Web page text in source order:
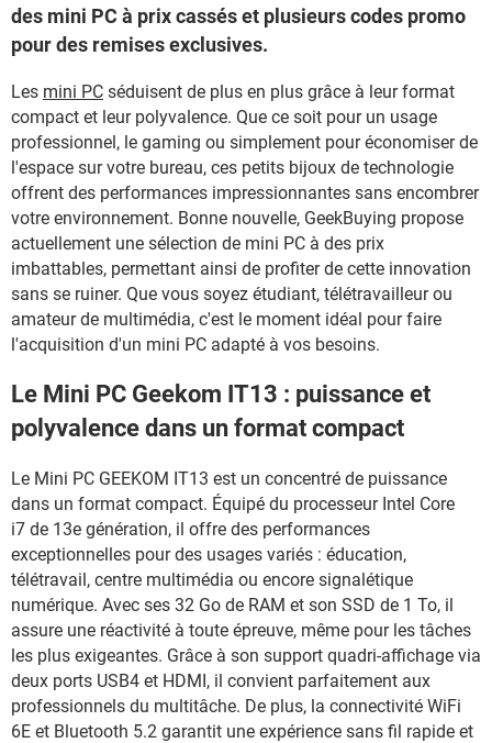
des mini PC à prix cassés et plusieurs codes promo
pour des remises exclusives.
Les mini PC séduisent de plus en plus grâce à leur format
compact et leur polyvalence. Que ce soit pour un usage
professionnel, le gaming ou simplement pour économiser de
l'espace sur votre bureau, ces petits bijoux de technologie
offrent des performances impressionnantes sans encombrer
votre environnement. Bonne nouvelle, GeekBuying propose
actuellement une sélection de mini PC à des prix
imbattables, permettant ainsi de profiter de cette innovation
sans se ruiner. Que vous soyez étudiant, télétravailleur ou
amateur de multimédia, c'est le moment idéal pour faire
l'acquisition d'un mini PC adapté à vos besoins.
Le Mini PC Geekom IT13 : puissance et
polyvalence dans un format compact
Le Mini PC GEEKOM IT13 est un concentré de puissance
dans un format compact. Équipé du processeur Intel Core
i7 de 13e génération, il offre des performances
exceptionnelles pour des usages variés : éducation,
télétravail, centre multimédia ou encore signalétique
numérique. Avec ses 32 Go de RAM et son SSD de 1 To, il
assure une réactivité à toute épreuve, même pour les tâches
les plus exigeantes. Grâce à son support quadri-affichage via
deux ports USB4 et HDMI, il convient parfaitement aux
professionnels du multitâche. De plus, la connectivité WiFi
6E et Bluetooth 5.2 garantit une expérience sans fil rapide et